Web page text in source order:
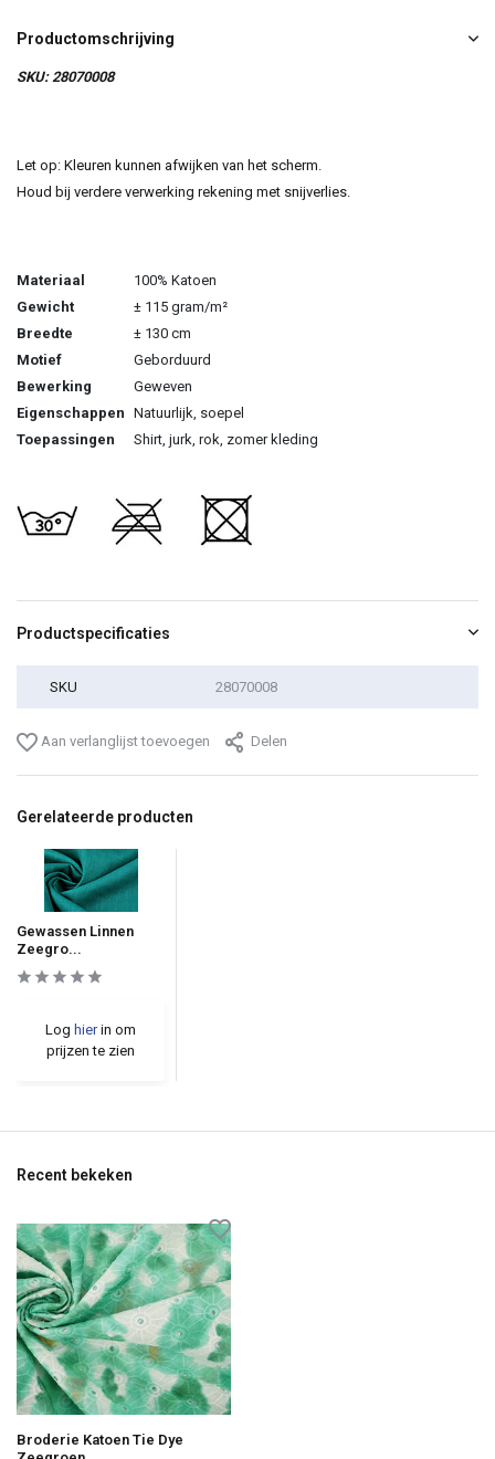
Productomschrijving
SKU: 28070008
Let op: Kleuren kunnen afwijken van het scherm.
Houd bij verdere verwerking rekening met snijverlies.
Materiaal
100% Katoen
Gewicht
± 115 gram/m²
Breedte
± 130 cm
Motief
Geborduurd
Bewerking
Geweven
Eigenschappen Natuurlijk, soepel
Toepassingen
Shirt, jurk, rok, zomer kleding
Productspecificaties
SKU 28070008
Aan verlanglijst toevoegen Delen
Gerelateerde producten
Gewassen Linnen
Zeegro...
Log hierin om
prijzen te zien
Recent bekeken
Broderie Katoen Tie Dye